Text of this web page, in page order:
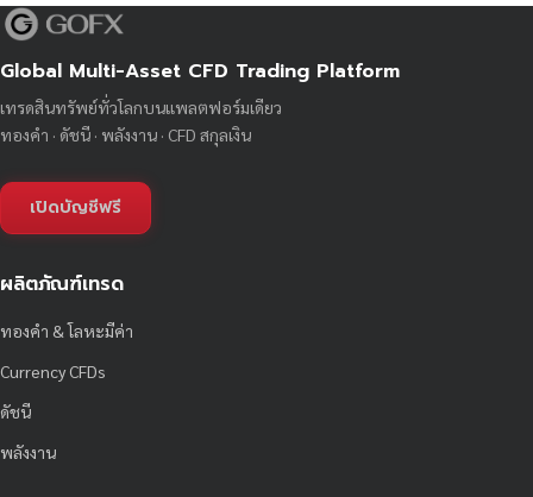
Global Multi-Asset CFD Trading Platform
เทรดสินทรัพย์ทั่วโลกบนแพลตฟอร์มเดียว
ทองคำ · ดัชนี · พลังงาน · CFD สกุลเงิน
เปิดบัญชีฟรี
ผลิตภัณฑ์เทรด
ทองคำ & โลหะมีค่า
Currency CFDs
ดัชนี
พลังงาน